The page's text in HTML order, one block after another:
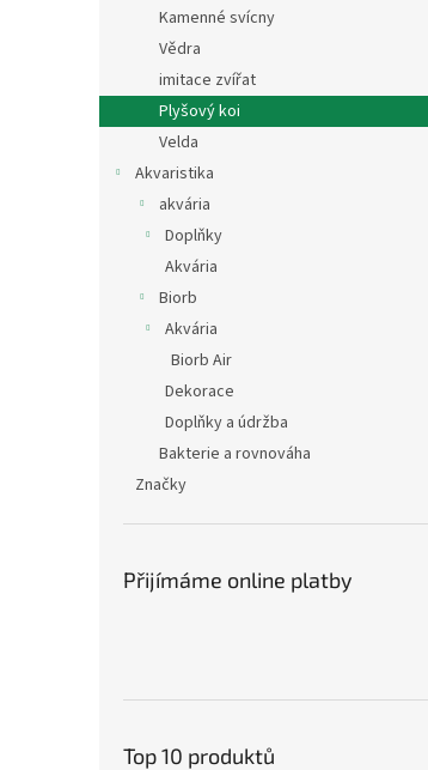
Kamenné svícny
Vědra
imitace zvířat
Plyšový koi
Velda
Akvaristika
akvária
Doplňky
Akvária
Biorb
Akvária
Biorb Air
Dekorace
Doplňky a údržba
Bakterie a rovnováha
Značky
Přijímáme online platby
Top 10 produktů